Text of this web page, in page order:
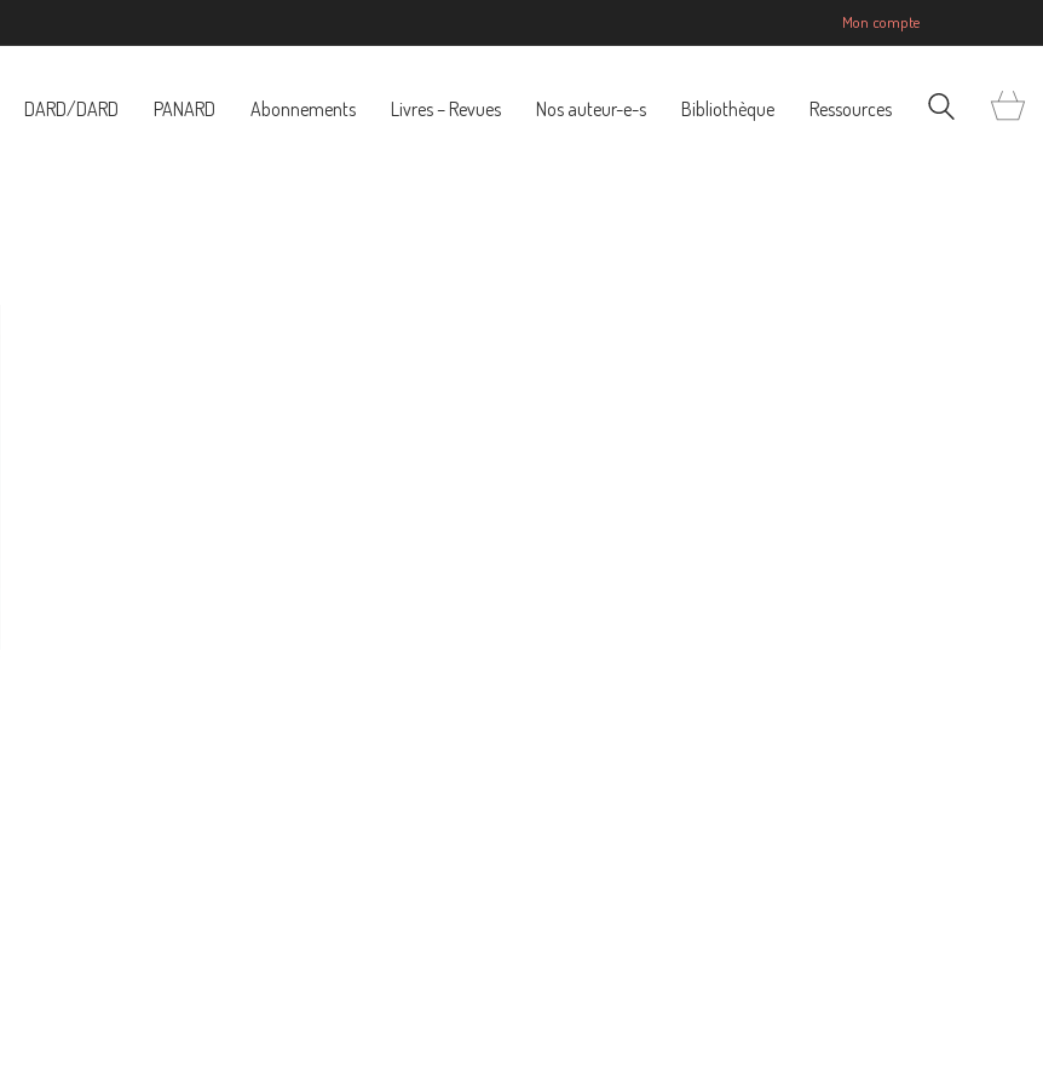
Mon compte
DARD/DARD PANARD Abonnements Livres – Revues Nos auteur-e-s Bibliothèque Ressources